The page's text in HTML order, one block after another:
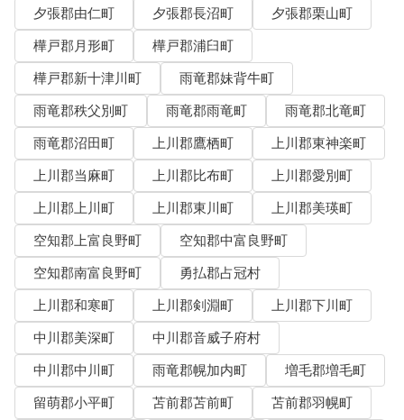
夕張郡由仁町
夕張郡長沼町
夕張郡栗山町
樺戸郡月形町
樺戸郡浦臼町
樺戸郡新十津川町
雨竜郡妹背牛町
雨竜郡秩父別町
雨竜郡雨竜町
雨竜郡北竜町
雨竜郡沼田町
上川郡鷹栖町
上川郡東神楽町
上川郡当麻町
上川郡比布町
上川郡愛別町
上川郡上川町
上川郡東川町
上川郡美瑛町
空知郡上富良野町
空知郡中富良野町
空知郡南富良野町
勇払郡占冠村
上川郡和寒町
上川郡剣淵町
上川郡下川町
中川郡美深町
中川郡音威子府村
中川郡中川町
雨竜郡幌加内町
増毛郡増毛町
留萌郡小平町
苫前郡苫前町
苫前郡羽幌町